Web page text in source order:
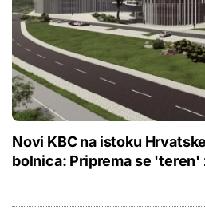
Novi KBC na istoku
bolnica: Priprema se 'teren'